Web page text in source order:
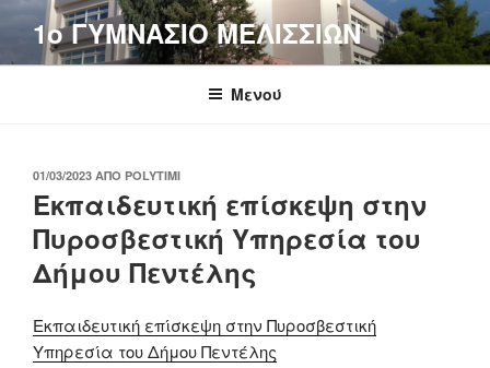
Μετάβαση
περιεχόμενο
1o ΓΥΜΝΑΣΙΟ ΜΕΛΙΣΣΙΩΝ
Μενού
ΔΗΜΟΣΙΕΎΤΗΚΕ
ΣΤΙΣ
01/03/2023 ΑΠΌ POLYTIMI
Εκπαιδευτική επίσκεψη στην
Πυροσβεστική Υπηρεσία του
Δήμου Πεντέλης
Εκπαιδευτική επίσκεψη στην Πυροσβεστική
Υπηρεσία του Δήμου Πεντέλης